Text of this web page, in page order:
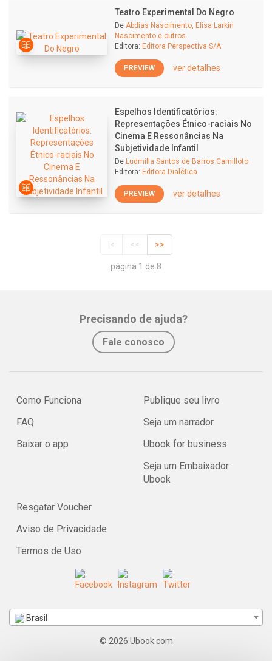
Teatro Experimental Do Negro
De Abdias Nascimento, Elisa Larkin
Nascimento e outros
Editora: Editora Perspectiva S/A
PREVIEW ver detalhes
Espelhos Identificatórios:
Representações Étnico-raciais No
Cinema E Ressonâncias Na
Subjetividade Infantil
De Ludmilla Santos de Barros Camilloto
Editora: Editora Dialética
PREVIEW ver detalhes
|< << >>
página 1 de 8
Precisando de ajuda?
Fale conosco
Como Funciona
FAQ
Baixar o app
Publique seu livro
Seja um narrador
Ubook for business
Seja um Embaixador
Ubook
Resgatar Voucher
Aviso de Privacidade
Termos de Uso
Brasil
© 2026 Ubook.com